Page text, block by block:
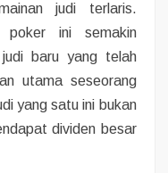
judi terlaris.
poker ini semakin
baru yang telah
utama seseorang
yang satu ini bukan
dividen besar